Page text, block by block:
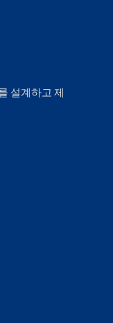
설계하고 제